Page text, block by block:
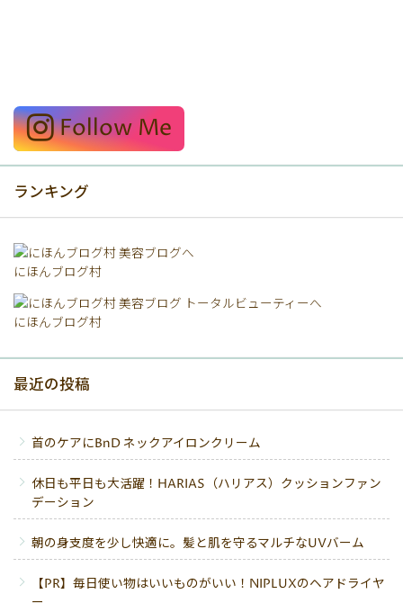
Follow Me
ランキング
にほんブログ村
にほんブログ村
最近の投稿
首のケアにBnD ネックアイロンクリーム
休日も平日も大活躍！HARIAS（ハリアス）クッションファン
デーション
朝の身支度を少し快適に。髪と肌を守るマルチなUVバーム
【PR】毎日使い物はいいものがいい！NIPLUXのヘアドライヤ